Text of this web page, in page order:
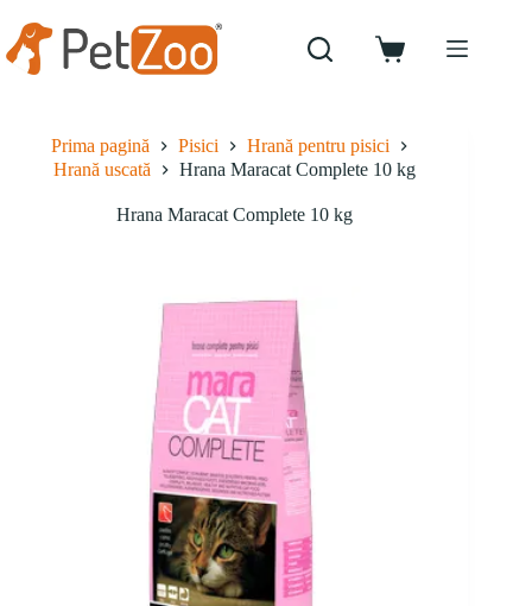
conținut
Coș
Prima pagină Pisici
Hrană pentru pisici
Hrană uscată
Hrana Maracat Complete 10 kg
Hrana Maracat Complete 10 kg